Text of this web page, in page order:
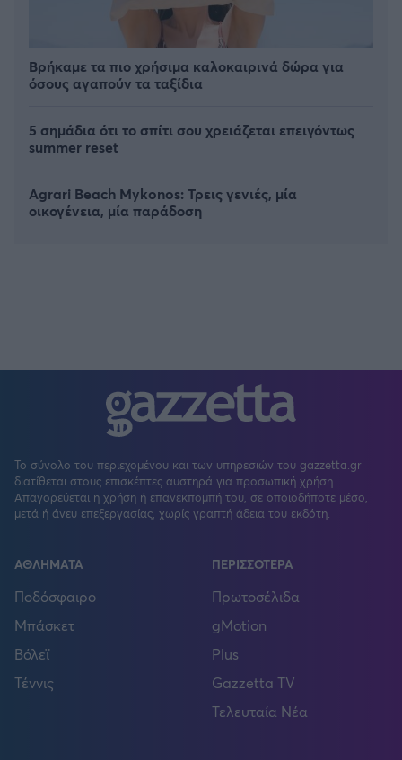
Βρήκαμε τα πιο χρήσιμα καλοκαιρινά δώρα για
όσους αγαπούν τα ταξίδια
5 σημάδια ότι το σπίτι σου χρειάζεται επειγόντως
summer reset
Agrari Beach Mykonos: Τρεις γενιές, μία
οικογένεια, μία παράδοση
Το σύνολο του περιεχομένου και των υπηρεσιών του gazzetta.gr
διατίθεται στους επισκέπτες αυστηρά για προσωπική χρήση.
Απαγορεύεται η χρήση ή επανεκπομπή του, σε οποιοδήποτε μέσο,
μετά ή άνευ επεξεργασίας, χωρίς γραπτή άδεια του εκδότη.
ΑΘΛΗΜΑΤΑ
Ποδόσφαιρο
Μπάσκετ
Βόλεϊ
Τέννις
ΠΕΡΙΣΣΟΤΕΡΑ
Πρωτοσέλιδα
gMotion
Plus
Gazzetta TV
Τελευταία Νέα